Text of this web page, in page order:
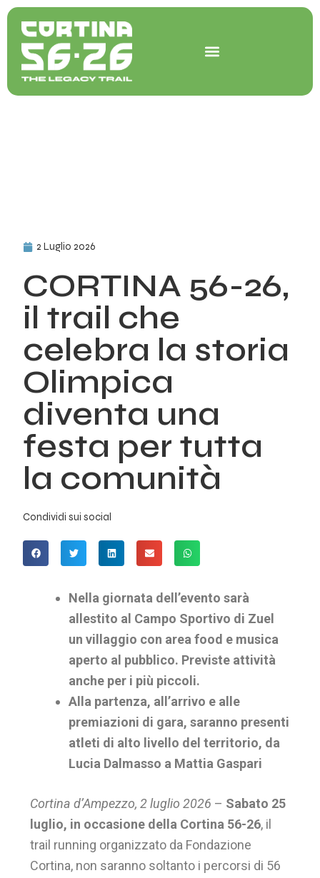
Vai
contenuto
2 Luglio 2026
CORTINA 56-26,
il trail che
celebra la storia
Olimpica
diventa una
festa per tutta
la comunità
Condividi sui social
Nella giornata dell’evento sarà
allestito al Campo Sportivo di Zuel
un villaggio con area food e musica
aperto al pubblico. Previste attività
anche per i più piccoli.
Alla partenza, all’arrivo e alle
premiazioni di gara, saranno presenti
atleti di alto livello del territorio, da
Lucia Dalmasso a Mattia Gaspari
Cortina d’Ampezzo, 2 luglio 2026 – Sabato 25
luglio, in occasione della Cortina 56-26, il
trail running organizzato da Fondazione
Cortina, non saranno soltanto i percorsi di 56